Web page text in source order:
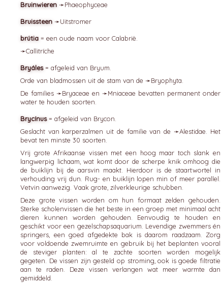
Bruinwieren ➛Phaeophyceae
Bruissteen ➛Uitstromer
brútia = een oude naam voor Calabrië.
➛Callitríche
Bryáles = afgeleid van Bryum.
Orde van bladmossen uit de stam van de ➛Bryophyta
De families ➛Bryaceae en ➛Mniaceae bevatten permanent onder
water te houden soorten.
Brycínus = afgeleid van Brycon.
Geslacht van karperzalmen uit de familie van de ➛Alestidae . Het
bevat ten minste 30 soorten.
Vrij grote Afrikaanse vissen met een hoog maar toch slank en
langwerpig lichaam, wat komt door de scherpe knik omhoog die
de buiklijn bij de aarsvin maakt. Hierdoor is de staartwortel in
verhouding vrij dun. Rug- en buiklijn lopen min of meer parallel.
Vetvin aanwezig. Vaak grote, zilverkleurige schubben.
Deze grote vissen worden om hun formaat zelden gehouden.
Sterke scholenvissen die het beste in een groep met minimaal acht
dieren kunnen worden gehouden. Eenvoudig te houden en
geschikt voor een gezelschapsaquarium. Levendige zwemmers én
springers, een goed afgedekte bak is daarom raadzaam. Zorg
voor voldoende zwemruimte en gebruik bij het beplanten vooral
de steviger planten: al te zachte soorten worden mogelijk
gegeten. De vissen zijn gesteld op stroming, ook is goede filtratie
aan te raden. Deze vissen verlangen wat meer warmte dan
gemiddeld.